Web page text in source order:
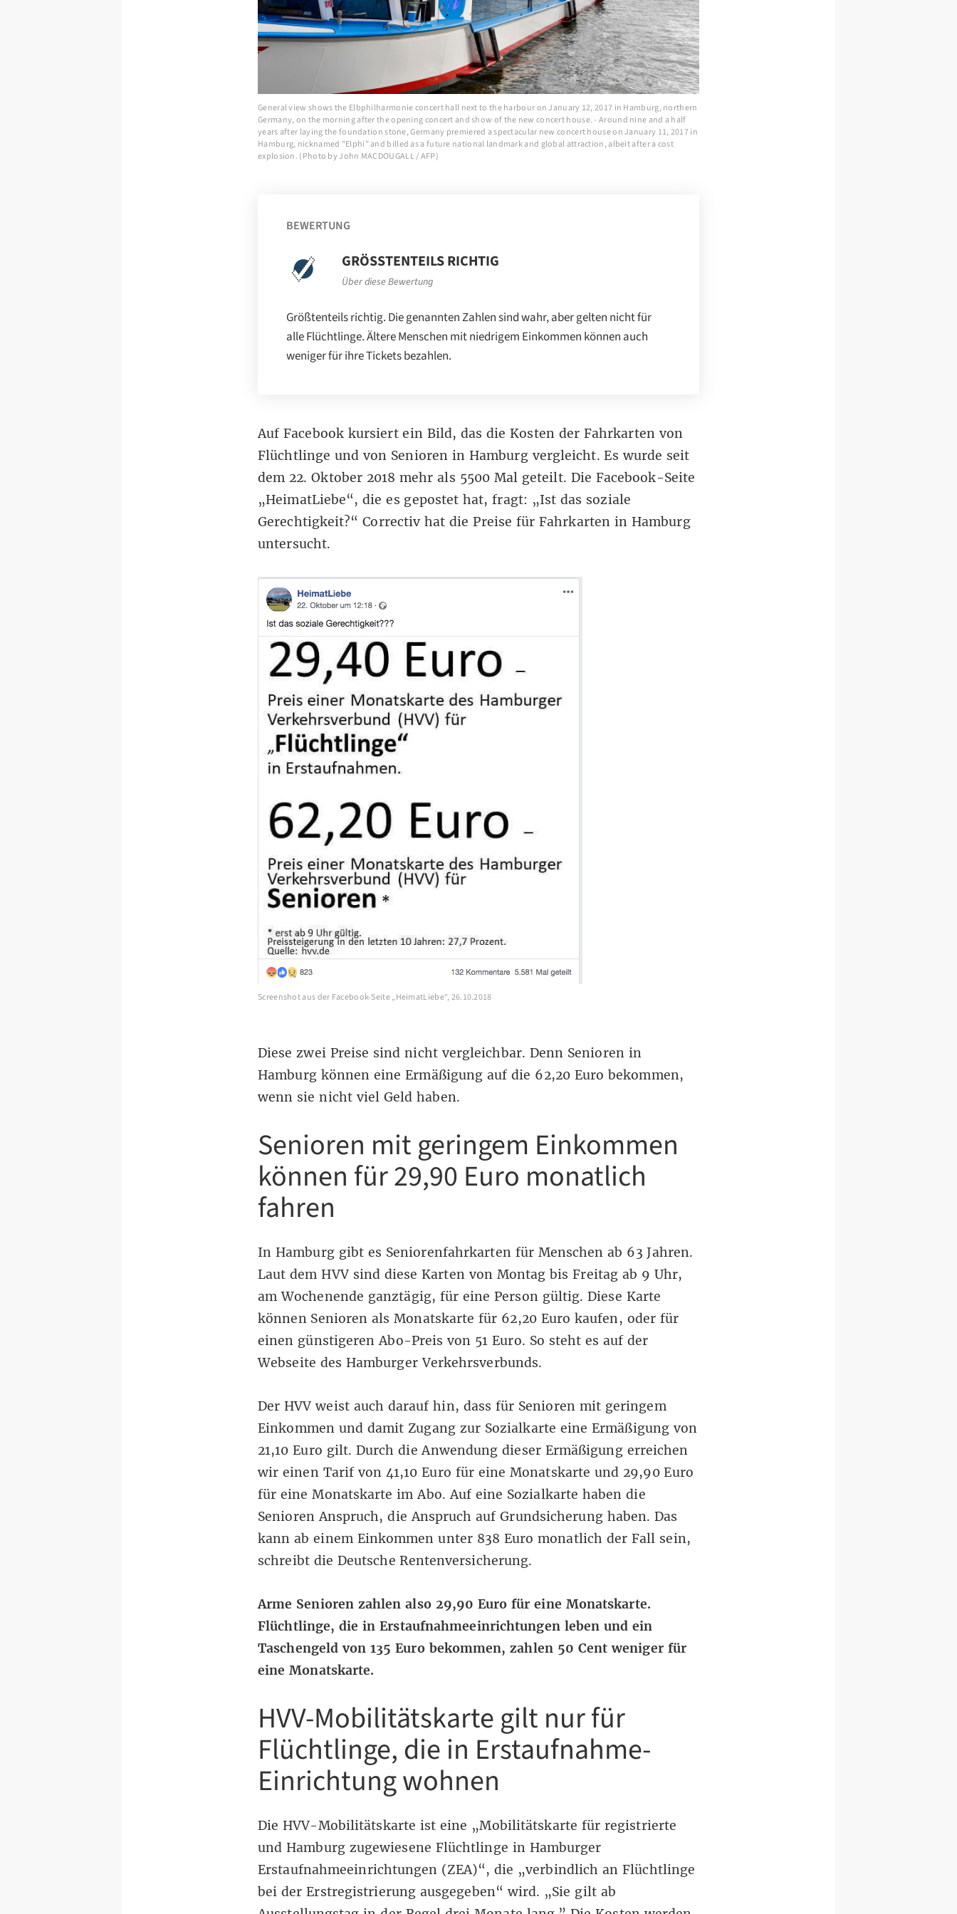
General view shows the Elbphilharmonie concert hall next to the harbour on January 12, 2017 in Hamburg, northern
Germany, on the morning after the opening concert and show of the new concert house. - Around nine and a half
years after laying the foundation stone, Germany premiered a spectacular new concert house on January 11, 2017 in
Hamburg, nicknamed "Elphi" and billed as a future national landmark and global attraction, albeit after a cost
explosion. (Photo by John MACDOUGALL / AFP)
BEWERTUNG
GRÖSSTENTEILS RICHTIG
Über diese Bewertung
Größtenteils richtig. Die genannten Zahlen sind wahr, aber gelten nicht für
alle Flüchtlinge. Ältere Menschen mit niedrigem Einkommen können auch
weniger für ihre Tickets bezahlen.
Auf Facebook kursiert ein Bild, das die Kosten der Fahrkarten von
Flüchtlinge und von Senioren in Hamburg vergleicht. Es wurde seit
dem 22. Oktober 2018 mehr als 5500 Mal geteilt. Die Facebook-Seite
„HeimatLiebe“, die es gepostet hat, fragt: „Ist das soziale
Gerechtigkeit?“ Correctiv hat die Preise für Fahrkarten in Hamburg
untersucht.
Screenshot aus der Facebook-Seite „HeimatLiebe“, 26.10.2018
Diese zwei Preise sind nicht vergleichbar. Denn Senioren in
Hamburg können eine Ermäßigung auf die 62,20 Euro bekommen,
wenn sie nicht viel Geld haben.
Senioren mit geringem Einkommen
können für 29,90 Euro monatlich
fahren
In Hamburg gibt es Seniorenfahrkartenfür Menschen ab 63 Jahren.
Laut dem HVV sind diese Karten von Montag bis Freitag ab 9 Uhr,
am Wochenende ganztägig, für eine Person gültig. Diese Karte
können Senioren als Monatskarte für 62,20 Euro kaufen, oder für
einen günstigeren Abo-Preis von 51 Euro. So steht es auf der
Webseite des Hamburger Verkehrsverbunds.
Der HVV weist auch darauf hin, dass für Senioren mit geringem
Einkommen und damit Zugang zur Sozialkarte eine Ermäßigung von
21,10 Euro gilt. Durch die Anwendung dieser Ermäßigung erreichen
wir einen Tarif von 41,10 Euro für eine Monatskarte und 29,90 Euro
für eine Monatskarte im Abo. Auf eine Sozialkarte haben die
Senioren Anspruch, die Anspruch auf Grundsicherung haben. Das
kann ab einem Einkommen unter 838 Euro monatlich der Fall sein,
schreibt die Deutsche Rentenversicherung.
Arme Senioren zahlen also 29,90 Euro für eine Monatskarte.
Flüchtlinge, die in Erstaufnahmeeinrichtungen leben und ein
Taschengeld von 135 Euro bekommen, zahlen 50 Cent weniger für
eine Monatskarte.
HVV-Mobilitätskarte gilt nur für
Flüchtlinge, die in Erstaufnahme-
Einrichtung wohnen
Die HVV-Mobilitätskarte ist eine „Mobilitätskarte für registrierte
und Hamburg zugewiesene Flüchtlinge in Hamburger
Erstaufnahmeeinrichtungen (ZEA)“, die „verbindlich an Flüchtlinge
bei der Erstregistrierung ausgegeben“ wird. „Sie gilt ab